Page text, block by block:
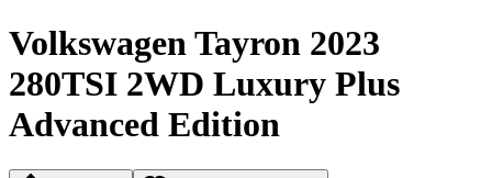
Volkswagen Tayron 2023
280TSI 2WD Luxury Plus
Advanced Edition